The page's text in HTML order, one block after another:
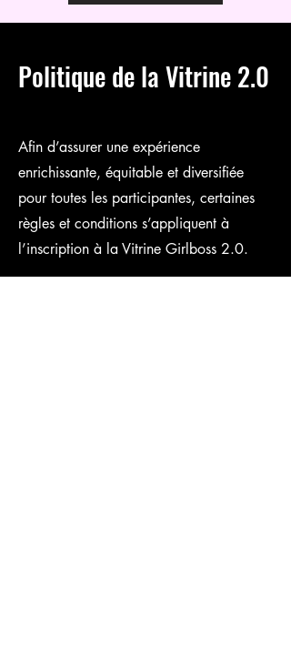
Politique de la Vitrine 2.0
Afin d’assurer une expérience
enrichissante, équitable et diversifiée
pour toutes les participantes, certaines
règles et conditions s’appliquent à
l’inscription à la Vitrine Girlboss 2.0.